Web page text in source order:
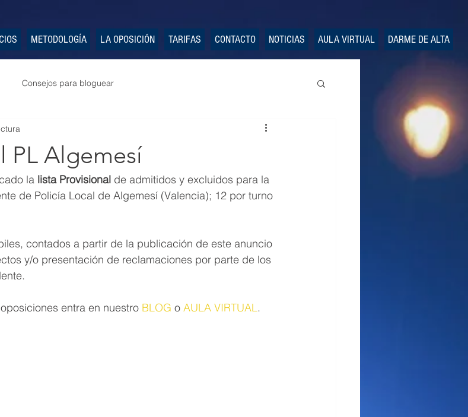
METODOLOGÍA LA OPOSICIÓN TARIFAS CONTACTO NOTICIAS AULA VIRTUAL DARME DE ALTA
Consejos para bloguear
PL Algemesí
la lista Provisional de admitidos y excluidos para la
de Policía Local de Algemesí (Valencia); 12 por turno
contados a partir de la publicación de este anuncio
y/o presentación de reclamaciones por parte de los
entra en nuestro BLOG o AULA VIRTUAL.